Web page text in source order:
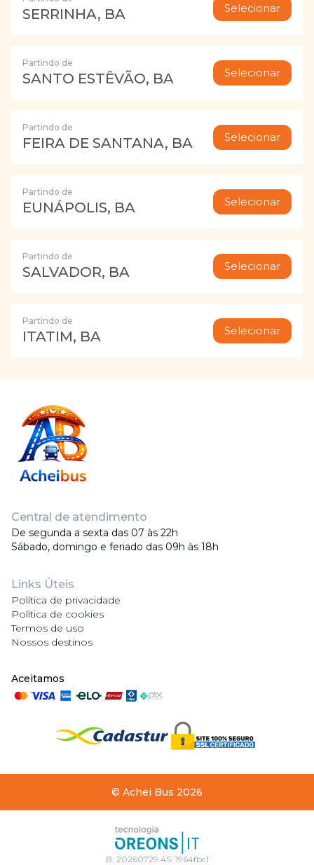
SERRINHA, BA Selecionar
Partindo de
SANTO ESTÊVÃO, BA Selecionar
Partindo de
FEIRA DE SANTANA, BA Selecionar
Partindo de
EUNÁPOLIS, BA Selecionar
Partindo de
SALVADOR, BA Selecionar
Partindo de
ITATIM, BA Selecionar
Central de atendimento
De segunda a sexta das 07 às 22h
Sábado, domingo e feriado das 09h às 18h
Links Úteis
Política de privacidade
Política de cookies
Termos de uso
Nossos destinos
Aceitamos
© Achei Bus 2026
B: 20260729.4S: 1964fbc1